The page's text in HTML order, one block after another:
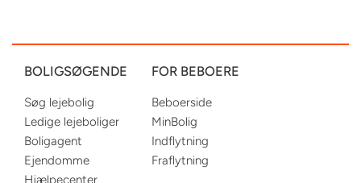
BOLIGSØGENDE
Søg lejebolig
Ledige lejeboliger
Boligagent
Ejendomme
Hjælpecenter
FOR BEBOERE
Beboerside
MinBolig
Indflytning
Fraflytning